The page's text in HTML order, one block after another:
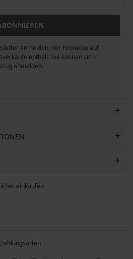
anmelden, der Hinweise auf
enthält. Sie können sich
abmelden.
einkaufen
Zahlungsarten